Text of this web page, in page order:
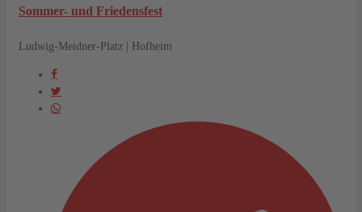
Sommer- und Friedensfest
Ludwig-Meidner-Platz | Hofheim